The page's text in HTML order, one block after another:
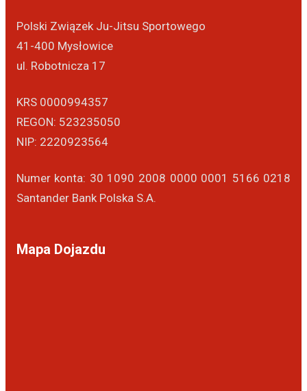
Polski Związek Ju-Jitsu Sportowego
41-400 Mysłowice
ul. Robotnicza 17
KRS 0000994357
REGON: 523235050
NIP: 2220923564
Numer konta: 30 1090 2008 0000 0001 5166 0218
Santander Bank Polska S.A.
Mapa Dojazdu